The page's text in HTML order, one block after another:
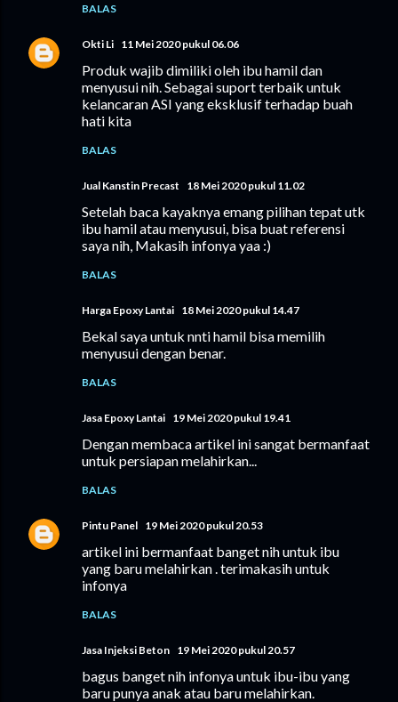
BALAS
Okti Li 11 Mei 2020 pukul 06.06
Produk wajib dimiliki oleh ibu hamil dan
menyusui nih. Sebagai suport terbaik untuk
kelancaran ASI yang eksklusif terhadap buah
hati kita
BALAS
Jual Kanstin Precast 18 Mei 2020 pukul 11.02
Setelah baca kayaknya emang pilihan tepat utk
ibu hamil atau menyusui, bisa buat referensi
saya nih, Makasih infonya yaa :)
BALAS
Harga Epoxy Lantai 18 Mei 2020 pukul 14.47
Bekal saya untuk nnti hamil bisa memilih
menyusui dengan benar.
BALAS
Jasa Epoxy Lantai 19 Mei 2020 pukul 19.41
Dengan membaca artikel ini sangat bermanfaat
untuk persiapan melahirkan...
BALAS
Pintu Panel 19 Mei 2020 pukul 20.53
artikel ini bermanfaat banget nih untuk ibu
yang baru melahirkan . terimakasih untuk
infonya
BALAS
Jasa Injeksi Beton 19 Mei 2020 pukul 20.57
bagus banget nih infonya untuk ibu-ibu yang
baru punya anak atau baru melahirkan.